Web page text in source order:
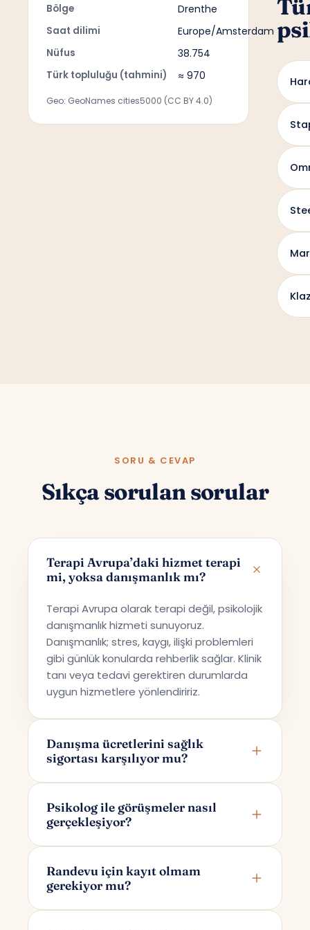
Bölge Drenthe
Saat dilimi Europe/Amsterdam
Nüfus 38.754
Türk topluluğu (tahmini) ≈ 970
Geo: GeoNames cities5000 (CC BY 4.0)
SORU & CEVAP
Sıkça sorulan sorular
Terapi Avrupa’daki hizmet terapi
mi, yoksa danışmanlık mı?
Terapi Avrupa olarak terapi değil, psikolojik
danışmanlık hizmeti sunuyoruz.
Danışmanlık; stres, kaygı, ilişki problemleri
gibi günlük konularda rehberlik sağlar. Klinik
tanı veya tedavi gerektiren durumlarda
uygun hizmetlere yönlendiririz.
Danışma ücretlerini sağlık
sigortası karşılıyor mu?
sunmaktadır; bu nedenle ücretler sağlık
sigortaları tarafından karşılanmamaktadır.
Psikolog ile görüşmeler nasıl
gerçekleşiyor?
üzerinden yapılır. Randevunuzu
oluşturduktan sonra yalnızca size ve
Randevu için kayıt olmam
gerekiyor mu?